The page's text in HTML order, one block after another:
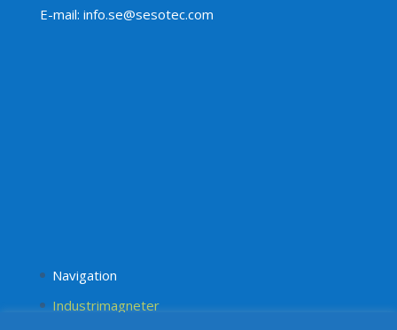
E-mail: info.se@sesotec.com
Navigation
Industrimagneter